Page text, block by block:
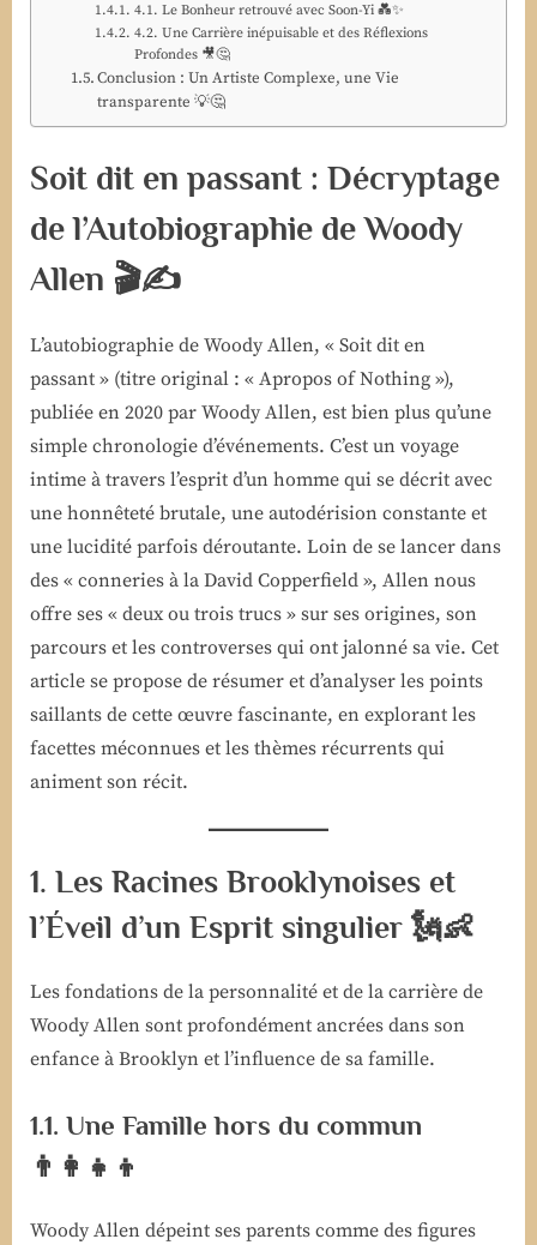
4.1. Le Bonheur retrouvé avec Soon-Yi 💑✨
4.2. Une Carrière inépuisable et des Réflexions
Profondes 🎥🤔
Conclusion : Un Artiste Complexe, une Vie
transparente 💡🤔
Soit dit en passant : Décryptage
de l’Autobiographie de Woody
Allen 🎬✍️
L’autobiographie de Woody Allen, « Soit dit en
passant » (titre original : « Apropos of Nothing »),
publiée en 2020 par Woody Allen, est bien plus qu’une
simple chronologie d’événements. C’est un voyage
intime à travers l’esprit d’un homme qui se décrit avec
une honnêteté brutale, une autodérision constante et
une lucidité parfois déroutante. Loin de se lancer dans
des « conneries à la David Copperfield », Allen nous
offre ses « deux ou trois trucs » sur ses origines, son
parcours et les controverses qui ont jalonné sa vie. Cet
article se propose de résumer et d’analyser les points
saillants de cette œuvre fascinante, en explorant les
facettes méconnues et les thèmes récurrents qui
animent son récit.
1. Les Racines Brooklynoises et
l’Éveil d’un Esprit singulier 🗽👶
Les fondations de la personnalité et de la carrière de
Woody Allen sont profondément ancrées dans son
enfance à Brooklyn et l’influence de sa famille.
1.1. Une Famille hors du commun
👨‍👩‍👧‍👦
Woody Allen dépeint ses parents comme des figures